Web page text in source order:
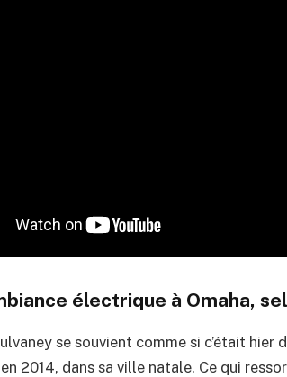
électrique à Omaha,
se souvient comme si c’était
2014, dans sa ville natale. Ce qui